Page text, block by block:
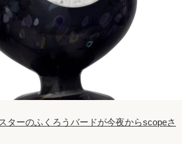
ターのふくろうバードが今夜からscopeさ